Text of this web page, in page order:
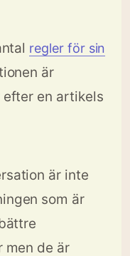
regler för sin
är
en artikels
är inte
som är
de är